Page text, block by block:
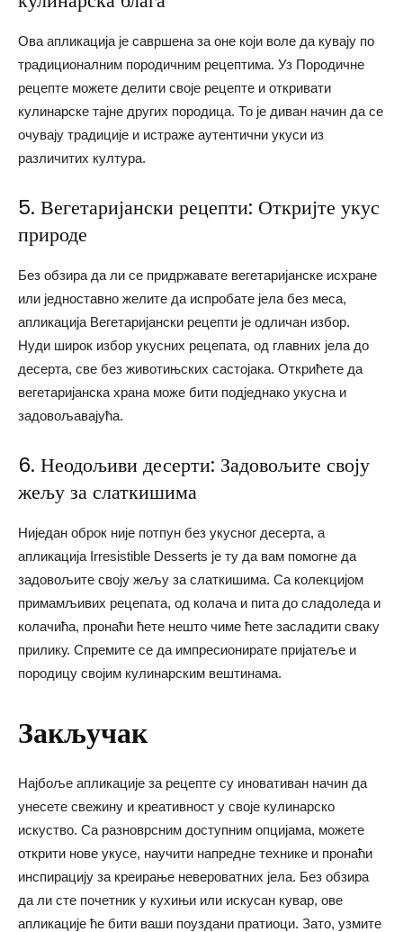
Ова апликација је савршена за оне који воле да кувају по
традиционалним породичним рецептима. Уз Породичне
рецепте можете делити своје рецепте и откривати
кулинарске тајне других породица. То је диван начин да се
очувају традиције и истраже аутентични укуси из
различитих култура.
5. Вегетаријански рецепти: Откријте укус
природе
Без обзира да ли се придржавате вегетаријанске исхране
или једноставно желите да испробате јела без меса,
апликација Вегетаријански рецепти је одличан избор.
Нуди широк избор укусних рецепата, од главних јела до
десерта, све без животињских састојака. Открићете да
вегетаријанска храна може бити подједнако укусна и
задовољавајућа.
6. Неодољиви десерти: Задовољите своју
жељу за слаткишима
Ниједан оброк није потпун без укусног десерта, а
апликација Irresistible Desserts је ту да вам помогне да
задовољите своју жељу за слаткишима. Са колекцијом
примамљивих рецепата, од колача и пита до сладоледа и
колачића, пронаћи ћете нешто чиме ћете засладити сваку
прилику. Спремите се да импресионирате пријатеље и
породицу својим кулинарским вештинама.
Закључак
Најбоље апликације за рецепте су иновативан начин да
унесете свежину и креативност у своје кулинарско
искуство. Са разноврсним доступним опцијама, можете
открити нове укусе, научити напредне технике и пронаћи
инспирацију за креирање невероватних јела. Без обзира
да ли сте почетник у кухињи или искусан кувар, ове
апликације ће бити ваши поуздани пратиоци. Зато, узмите